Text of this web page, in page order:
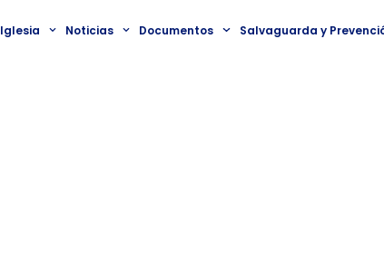
Iglesia Noticias Documentos Salvaguarda y